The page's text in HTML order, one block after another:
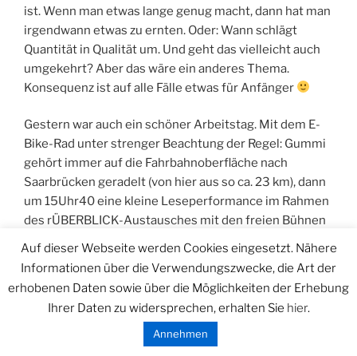
ist. Wenn man etwas lange genug macht, dann hat man
irgendwann etwas zu ernten. Oder: Wann schlägt
Quantität in Qualität um. Und geht das vielleicht auch
umgekehrt? Aber das wäre ein anderes Thema.
Konsequenz ist auf alle Fälle etwas für Anfänger
Gestern war auch ein schöner Arbeitstag. Mit dem E-
Bike-Rad unter strenger Beachtung der Regel: Gummi
gehört immer auf die Fahrbahnoberfläche nach
Saarbrücken geradelt (von hier aus so ca. 23 km), dann
um 15Uhr40 eine kleine Leseperformance im Rahmen
des rÜBERBLICK-Austausches mit den freien Bühnen
Mecklenburg-Vorpommerns im Innenhof vom
Nauwieser 19. Einen Text aus meinem „Radiozeichner“,
wo ich Zeichnungen, die ich interessant fand oder finde
verbalisiere und vertone. Toneinspielung hat Julien
Blondel per Smartphone übernommen. War sehr
schön. Ich habe zwei Arbeiten von Rikuo Ueda
Auf dieser Webseite werden Cookies eingesetzt. Nähere
Informationen über die Verwendungszwecke, die Art der
erhobenen Daten sowie über die Möglichkeiten der Erhebung
Ihrer Daten zu widersprechen, erhalten Sie hier.
Annehmen